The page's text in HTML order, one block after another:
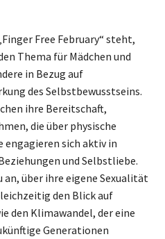
Free February“ steht,
Thema für Mädchen und
in Bezug auf
des Selbstbewusstseins.
ihre Bereitschaft,
die über physische
engagieren sich aktiv in
und Selbstliebe.
über ihre eigene Sexualität
den Blick auf
den Klimawandel, der eine
Generationen